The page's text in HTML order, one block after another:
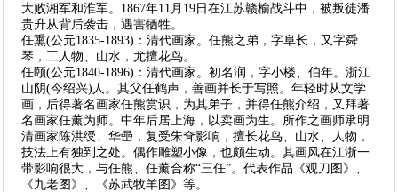
大败湘军和淮军。1867年11月19日在江苏赣榆战斗中，被叛徒潘
贵升从背后袭击，遇害牺牲。
任熏(公元1835-1893)：清代画家。任熊之弟，字阜长，又字舜
琴，工人物、山水，尤擅花鸟。
任颐(公元1840-1896)：清代画家。初名润，字小楼、伯年。浙江
山阴(今绍兴)人。其父任鹤声，善画并长于写照。年轻时从文学
画，后得著名画家任熊赏识，为其弟子，并得任熊介绍，又拜著
名画家任薰为师。中年后居上海，以卖画为生。所作之画师承明
清画家陈洪绶、华喦，复受朱耷影响，擅长花鸟、山水、人物，
技法上有独到之处。偶作雕塑小像，也颇生动。其画风在江浙一
带影响很大，与任熊、任薰合称“三任”。代表作品《观刀图》、
《九老图》、《苏武牧羊图》等。